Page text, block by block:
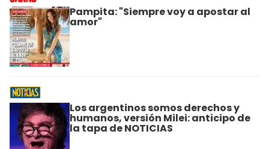
Pampita: "Siempre voy a apostar al
amor"
Los argentinos somos derechos y
humanos, versión Milei: anticipo de
la tapa de NOTICIAS